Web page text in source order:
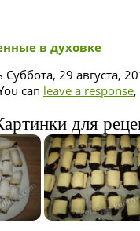
в духовке
29 августа,
can leave a response
для